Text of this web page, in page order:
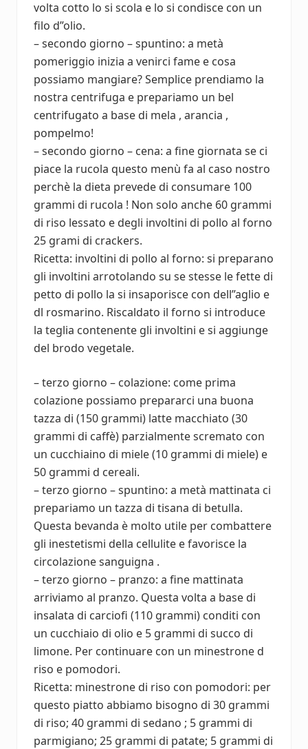
volta cotto lo si scola e lo si condisce con un
filo d”olio.
– secondo giorno – spuntino: a metà
pomeriggio inizia a venirci fame e cosa
possiamo mangiare? Semplice prendiamo la
nostra centrifuga e prepariamo un bel
centrifugato a base di mela , arancia ,
pompelmo!
– secondo giorno – cena: a fine giornata se ci
piace la rucola questo menù fa al caso nostro
perchè la dieta prevede di consumare 100
grammi di rucola ! Non solo anche 60 grammi
di riso lessato e degli involtini di pollo al forno
25 grami di crackers.
Ricetta: involtini di pollo al forno: si preparano
gli involtini arrotolando su se stesse le fette di
petto di pollo la si insaporisce con dell”aglio e
dl rosmarino. Riscaldato il forno si introduce
la teglia contenente gli involtini e si aggiunge
del brodo vegetale.
– terzo giorno – colazione: come prima
colazione possiamo prepararci una buona
tazza di (150 grammi) latte macchiato (30
grammi di caffè) parzialmente scremato con
un cucchiaino di miele (10 grammi di miele) e
50 grammi d cereali.
– terzo giorno – spuntino: a metà mattinata ci
prepariamo un tazza di tisana di betulla.
Questa bevanda è molto utile per combattere
gli inestetismi della cellulite e favorisce la
circolazione sanguigna .
– terzo giorno – pranzo: a fine mattinata
arriviamo al pranzo. Questa volta a base di
insalata di carciofi (110 grammi) conditi con
un cucchiaio di olio e 5 grammi di succo di
limone. Per continuare con un minestrone d
riso e pomodori.
Ricetta: minestrone di riso con pomodori: per
questo piatto abbiamo bisogno di 30 grammi
di riso; 40 grammi di sedano ; 5 grammi di
parmigiano; 25 grammi di patate; 5 grammi di